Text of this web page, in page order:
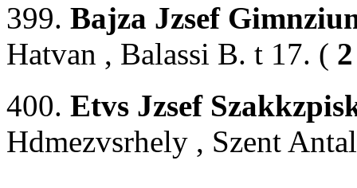
399. Bajza Jzsef
Hatvan , Balassi B. t 17. (
400. Etvs Jzsef
Hdmezvsrhely , Szent